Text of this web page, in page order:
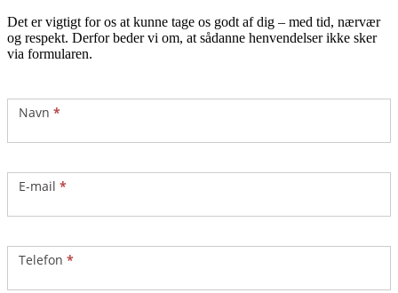
Det er vigtigt for os at kunne tage os godt af dig – med tid, nærvær
og respekt. Derfor beder vi om, at sådanne henvendelser ikke sker
via formularen.
Navn *
E-mail *
Telefon *